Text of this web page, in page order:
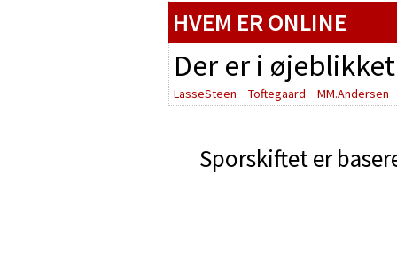
HVEM ER ONLINE
Der er i
LasseSteen Toftegaard MM.Andersen
Sporskiftet er